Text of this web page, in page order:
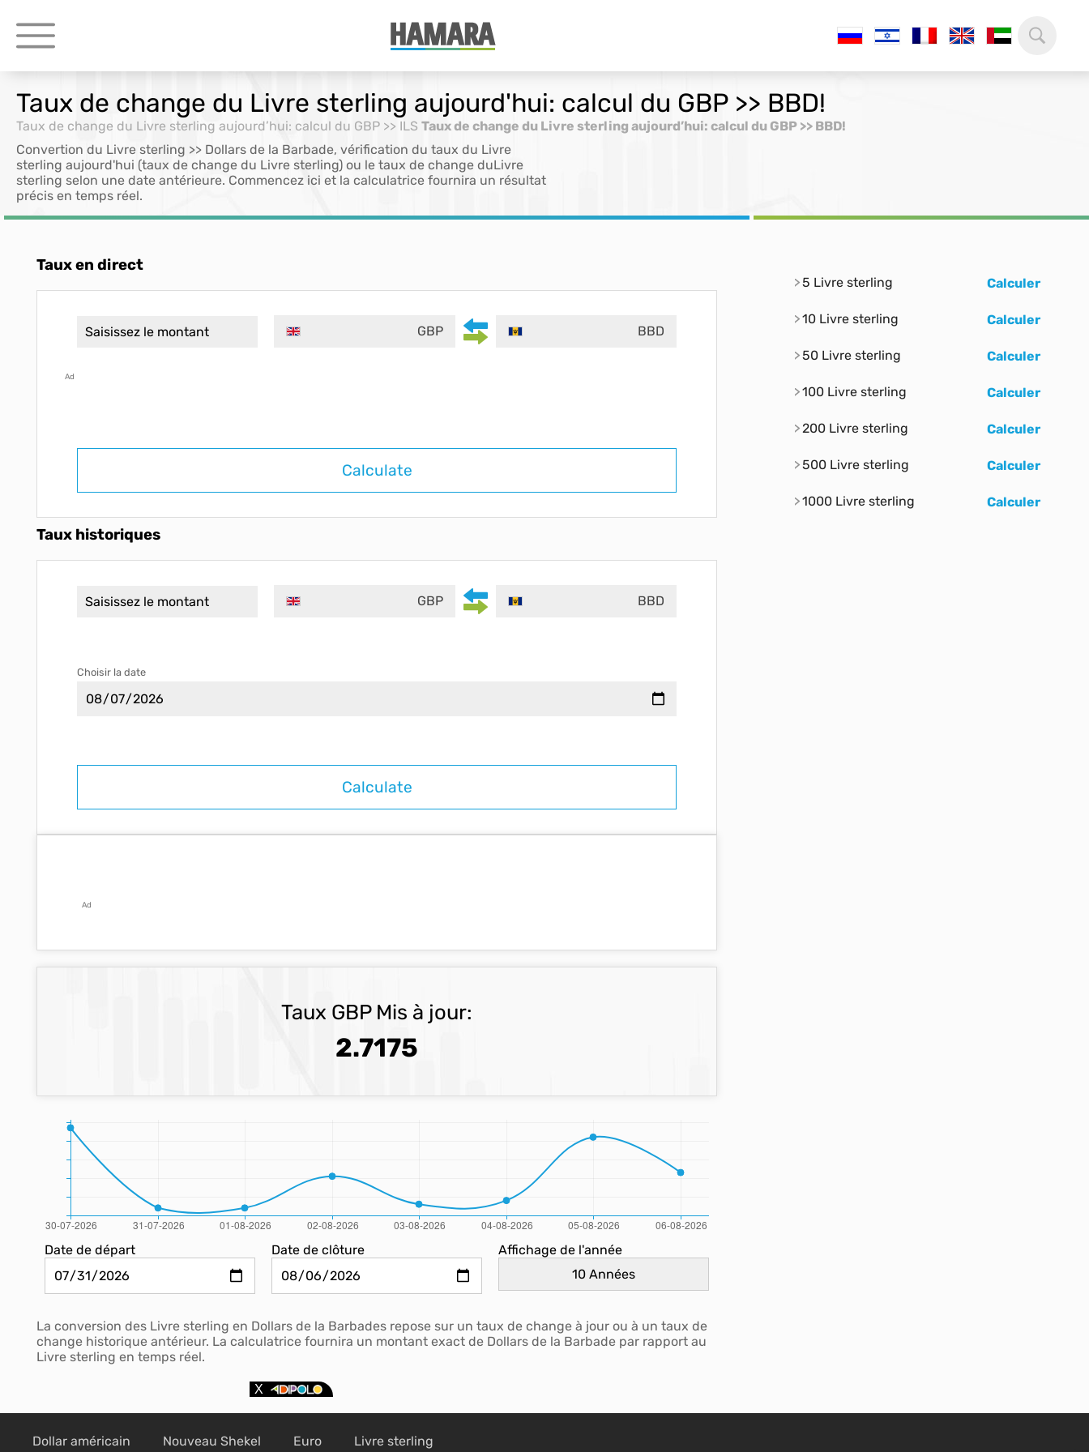
Taux de change du Livre sterling aujourd'hui: calcul du GBP >> BBD!
Taux de change du Livre sterling aujourd’hui: calcul du GBP >> ILS Taux de change du Livre sterling aujourd’hui: calcul du GBP >> BBD!
Convertion du Livre sterling >> Dollars de la Barbade, vérification du taux du Livre
sterling aujourd'hui (taux de change du Livre sterling) ou le taux de change duLivre
sterling selon une date antérieure. Commencez ici et la calculatrice fournira un résultat
précis en temps réel.
Taux en direct
GBP BBD
Ad
Calculate
Taux historiques
GBP BBD
Choisir la date
Ad
Taux GBP Mis à jour:
2.7175
Date de départ Date de clôture Affichage de l'année
La conversion des Livre sterling en Dollars de la Barbades repose sur un taux de change à jour ou à un taux de
change historique antérieur. La calculatrice fournira un montant exact de Dollars de la Barbade par rapport au
Livre sterling en temps réel.
5 Livre sterling Calculer
10 Livre sterling Calculer
50 Livre sterling Calculer
100 Livre sterling Calculer
200 Livre sterling Calculer
500 Livre sterling Calculer
1000 Livre sterling Calculer
Dollar américain Nouveau Shekel Euro Livre sterling